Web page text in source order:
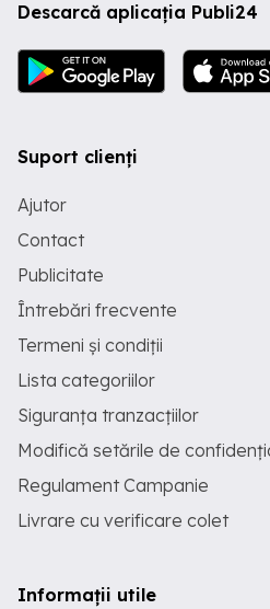
Descarcă aplicația Publi24
Suport clienți
Ajutor
Contact
Publicitate
Întrebări frecvente
Termeni și condiții
Lista categoriilor
Siguranța tranzacțiilor
Modifică setările de
Regulament Campanie
Livrare cu verificare colet
Informații utile